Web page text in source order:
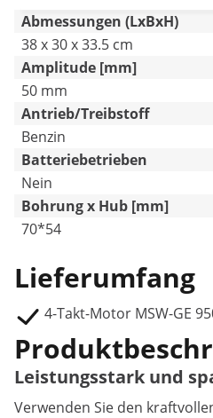
Abmessungen (LxBxH)
38 x 30 x 33.5 cm
Amplitude [mm]
50 mm
Antrieb/Treibstoff
Benzin
Batteriebetrieben
Nein
Bohrung x Hub [mm]
70*54
Lieferumfang
4-Takt-Motor MSW-GE
Leistungsstark und
Verwenden Sie den